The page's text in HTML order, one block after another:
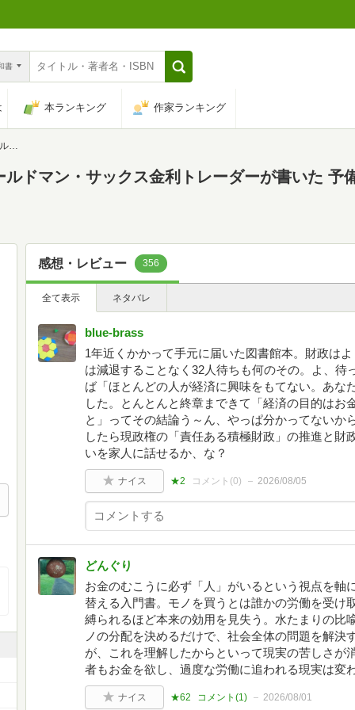
書
本ランキング 作家ランキング
入門
ドマン・サックス金利トレーダーが書いた 予
感想・レビュー 356
全て表示 ネタバレ
blue-brass
1年近くかかって手元に届いた図書館本。財政は
は減退することなく32人待ちも何のその。よ、待
ば「ほとんどの人が経済に興味をもてない。あな
した。とんとんと終章まできて「経済の目的はお
と」ってその結論う～ん、やっぱ分かってないか
したら現政権の「責任ある積極財政」の推進と財
いを家人に話せるか、な？
ナイス ★2 コメント(0) 2026/08/05
どんぐり
お金のむこうに必ず「人」がいるという視点を軸
替える入門書。モノを買うとは誰かの労働を受け
縛られるほど本来の効用を見失う。水たまりの比
ノの分配を決めるだけで、社会全体の問題を解決
が、これを理解したからといって現実の苦しさが
者もお金を欲し、過度な労働に追われる現実は
ナイス ★62 コメント(1) 2026/08/01